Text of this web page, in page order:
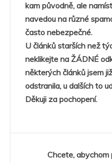
kam původně, ale
navedou na různé
často nebezpečné.
U článků starších než
neklikejte na ŽÁDNÉ
některých článků jsem
odstranila, u dalších to
Děkuji za pochopení.
Chcete, abychom